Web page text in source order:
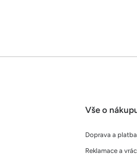
Vše o
Doprava a platba
Reklamace a